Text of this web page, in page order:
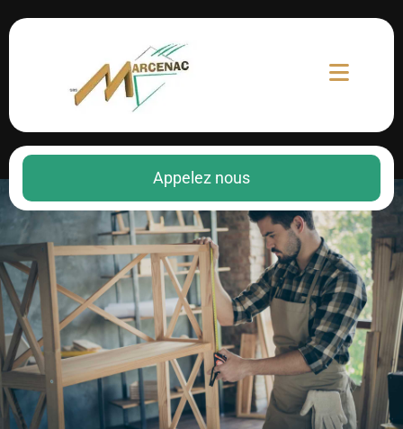
Appelez nous